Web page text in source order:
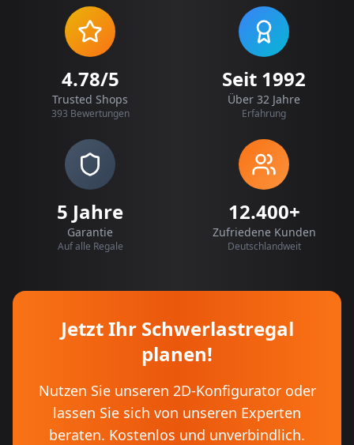
4.78/5
Trusted Shops
393 Bewertungen
Seit 1992
Über 32 Jahre
Erfahrung
5 Jahre
Garantie
Auf alle Regale
12.400+
Zufriedene Kunden
Deutschlandweit
Jetzt Ihr Schwerlastregal
planen!
Nutzen Sie unseren 2D-Konfigurator oder
lassen Sie sich von unseren Experten
beraten. Kostenlos und unverbindlich.